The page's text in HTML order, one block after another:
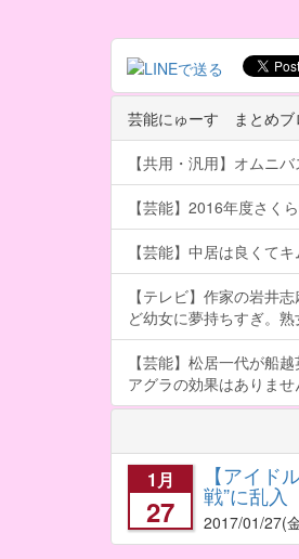
芸能にゅーす まとめブ
【共用・汎用】オムニ
【芸能】2016年度さく
【芸能】中居は良くて
【テレビ】作家の岩井
ど幼女に夢持ちすぎ。熟
【芸能】松居一代が船
アグラの効果はありま
1月
27
【アイド
戦”に乱
2017/01/27(